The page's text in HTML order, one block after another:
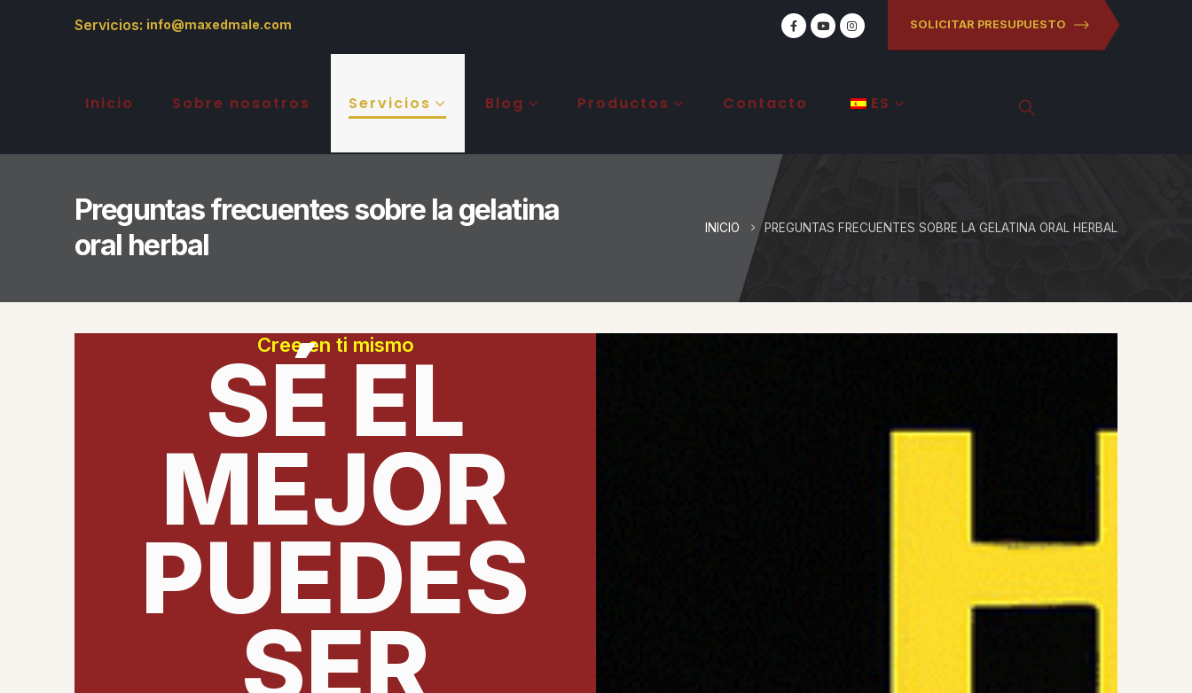
Servicios: info@maxedmale.com SOLICITAR PRESUPUESTO
Inicio Sobre nosotros Servicios Blog Productos Contacto ES
Preguntas frecuentes sobre la gelatina
oral herbal
INICIO PREGUNTAS FRECUENTES SOBRE LA GELATINA ORAL HERBAL
Cree en ti mismo
SÉ EL
MEJOR
PUEDES
SER